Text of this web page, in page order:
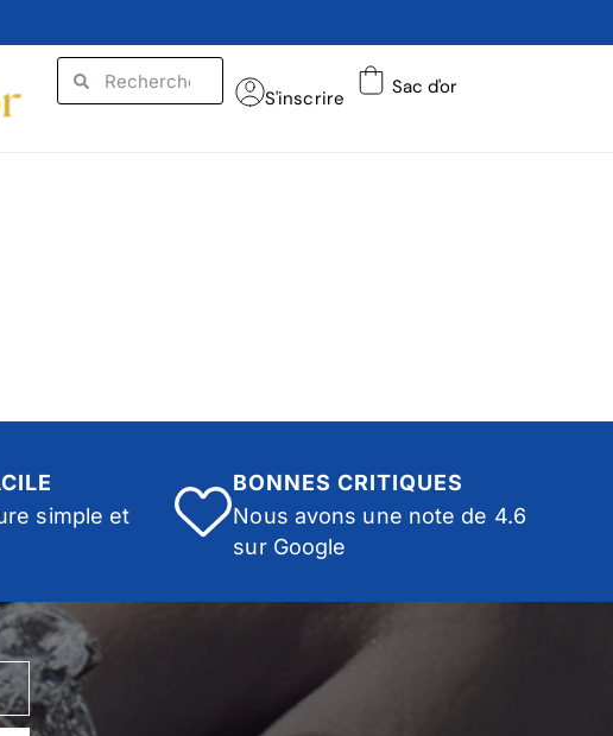
S'inscrire Sac d'or
simple et
BONNES CRITIQUES
Nous avons une note de 4.6
sur Google